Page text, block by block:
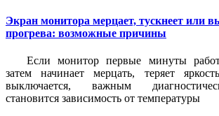
Экран монитора мерцает, тускнеет или
прогрева: возможные причины
Если монитор первые минуты
затем начинает мерцать, теряет
выключается, важным
становится зависимость от температуры